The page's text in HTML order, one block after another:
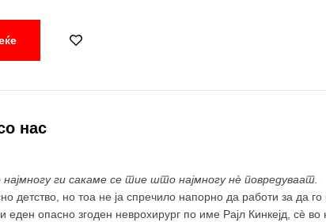
нас
ги сакаме се тие што најмногу нѐ повредуваат.
детство, но тоа не ја спречило напорно да работи за да
еден опасно згоден неврохирург по име Рајл Кинкејд, сè